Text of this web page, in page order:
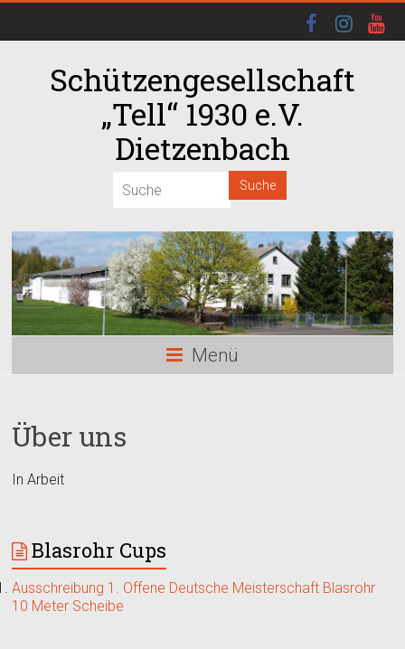
Schützengesellschaft
„Tell“ 1930 e.V.
Dietzenbach
Menü
Über uns
In Arbeit
Blasrohr Cups
Ausschreibung 1. Offene Deutsche Meisterschaft Blasrohr
10 Meter Scheibe